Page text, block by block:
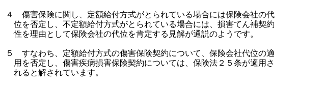
４ 傷害保険に関し、定額給付方式がとられている場合には保険会社の代
位を否定し、不定額給付方式がとられている場合には、損害てん補契約
性を理由として保険会社の代位を肯定する見解が通説のようです。
５ すなわち、定額給付方式の傷害保険契約について、保険会社代位の適
用を否定し、傷害疾病損害保険契約については、保険法２５条が適用さ
れると解されています。